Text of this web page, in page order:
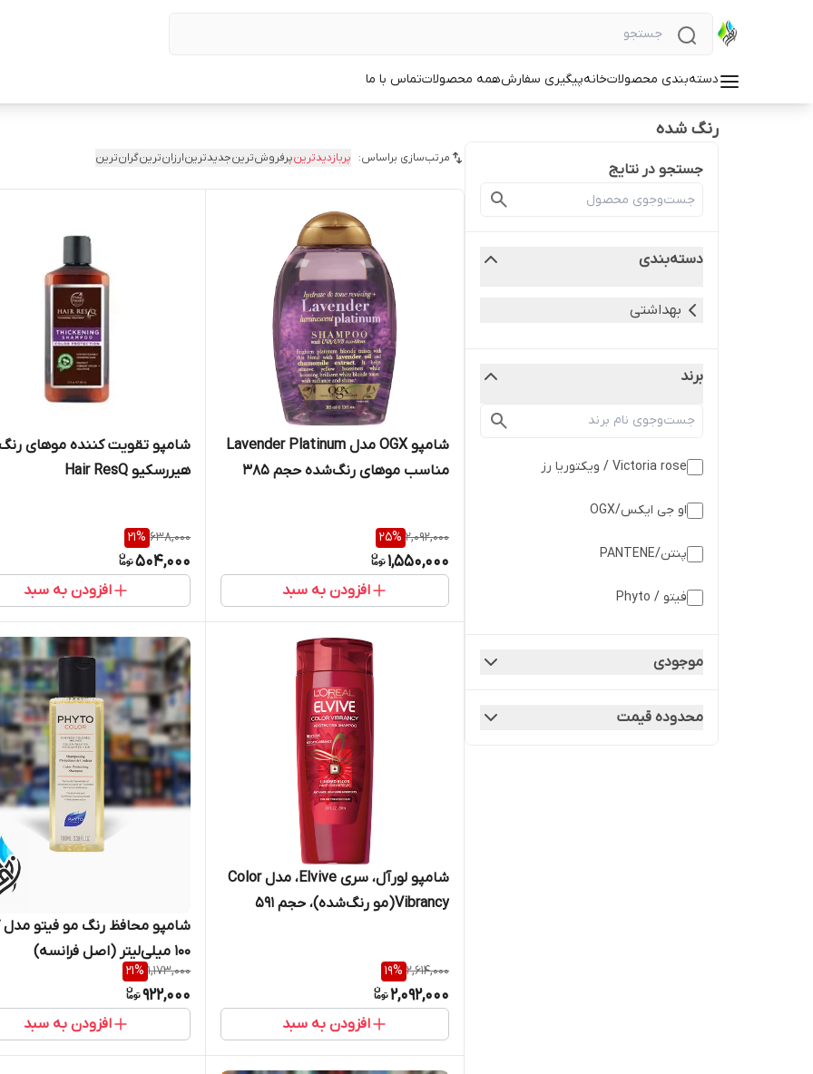
دسته‌بندی محصولاتخانهپیگیری سفارشهمه محصولاتتماس با ما
رنگ شده
جستجو در نتایج
دسته‌بندی
بهداشتی
برند
Victoria rose / ویکتوریا رز
او جی ایکس/OGX
پنتن/PANTENE
فیتو / Phyto
موجودی
محدوده قیمت
مرتب‌سازی براساس: پربازدیدترینپرفروش‌ترینجدیدترینارزان‌ترینگران‌ترین
شامپو OGX مدل Lavender Platinum
مناسب موهای رنگ‌شده حجم 385
2,092,000
25%
1,550,000
افزودن به سبد
شامپو تقویت کننده موهای
هیررسکیو Hair ResQ
638,000
21%
504,000
افزودن به سبد
شامپو لورآل، سری Elvive، مدل Color
Vibrancy(مو رنگ‌شده)، حجم 591
2,614,000
19%
2,092,000
افزودن به سبد
شامپو محافظ رنگ مو فیتو مدل
100 میلی‌لیتر (اصل فرانسه)
1,173,000
21%
922,000
افزودن به سبد